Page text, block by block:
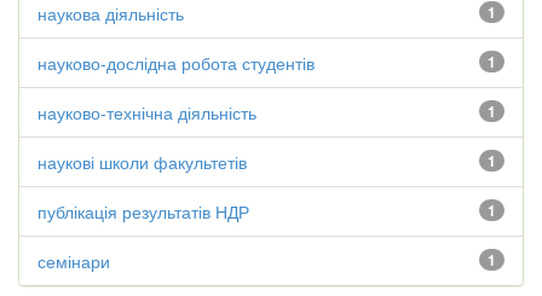
1
наукова діяльність
1
науково-дослідна робота студентів
1
науково-технічна діяльність
1
наукові школи факультетів
1
публікація результатів НДР
1
семінари